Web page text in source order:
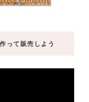
って販売しよう